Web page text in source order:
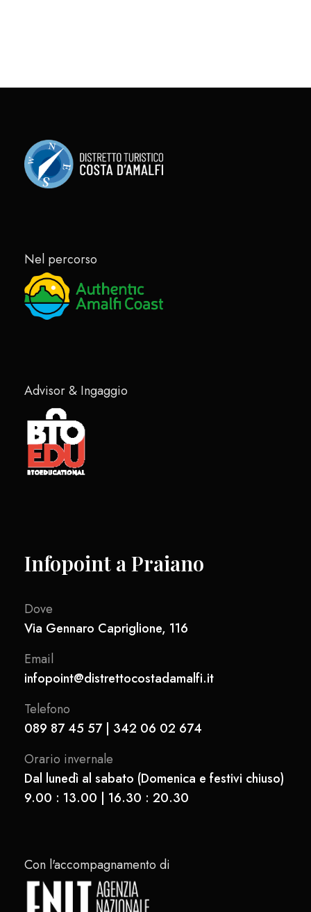
Nel percorso
Advisor & Ingaggio
Infopoint a Praiano
Dove
Via Gennaro Capriglione, 116
Email
infopoint@distrettocostadamalfi.it
Telefono
089 87 45 57 | 342 06 02 674
Orario invernale
Dal lunedì al sabato (Domenica e festivi chiuso)
9.00 : 13.00 | 16.30 : 20.30
Con l'accompagnamento di